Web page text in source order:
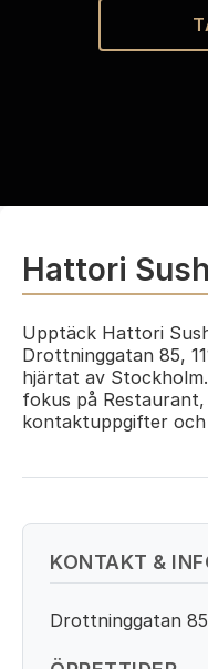
Hattori
Upptäck Hattori
Drottninggatan 85,
hjärtat av
fokus på
kontaktuppgifter och
KONTAKT &
Drottninggatan